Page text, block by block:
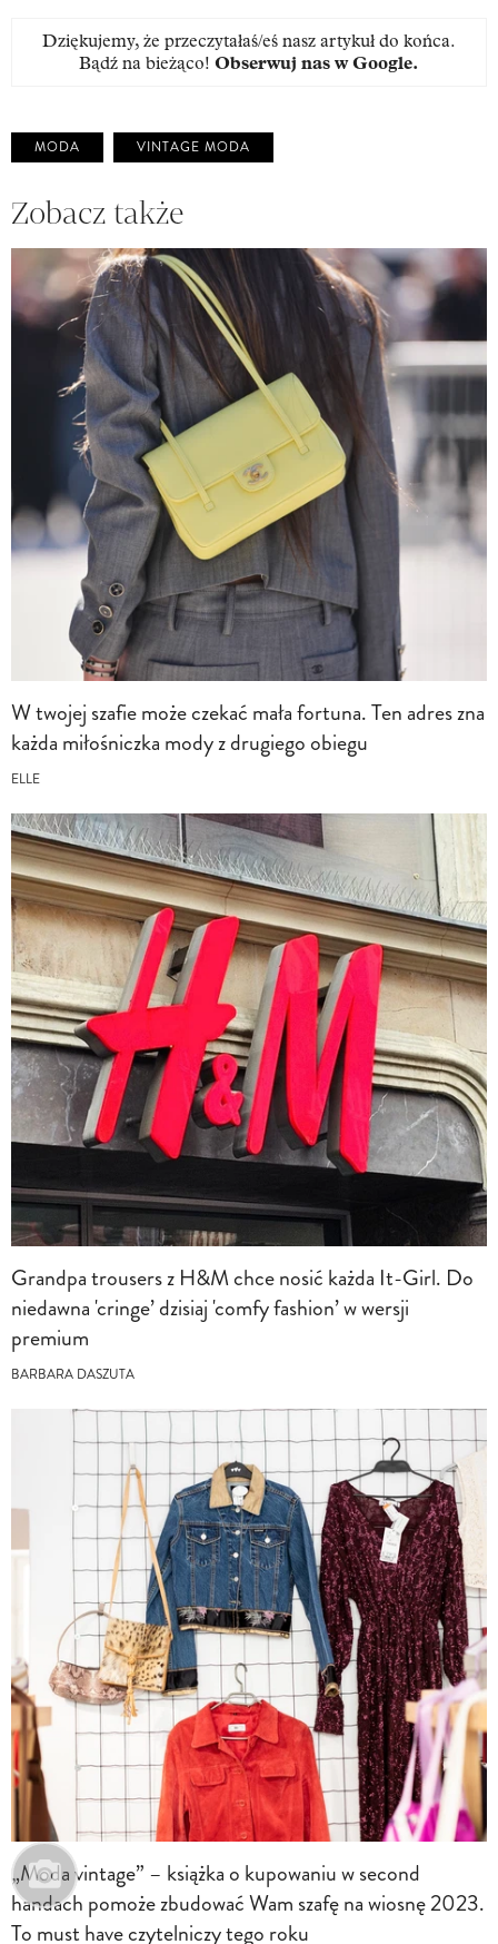
Dziękujemy, że przeczytałaś/eś nasz artykuł do końca.
Bądź na bieżąco! Obserwuj nas w Google.
MODA VINTAGE MODA
Zobacz także
W twojej szafie może czekać mała fortuna. Ten adres zna
każda miłośniczka mody z drugiego obiegu
ELLE
Grandpa trousers z H&M chce nosić każda It-Girl. Do
niedawna 'cringe’ dzisiaj 'comfy fashion’ w wersji
premium
BARBARA DASZUTA
„Moda vintage” – książka o kupowaniu w second
handach pomoże zbudować Wam szafę na wiosnę 2023.
To must have czytelniczy tego roku